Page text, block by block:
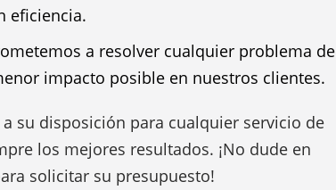
eficiencia.
a resolver cualquier problema de
impacto posible en nuestros clientes.
a su disposición para cualquier servicio de
los mejores resultados. ¡No dude en
solicitar su presupuesto!